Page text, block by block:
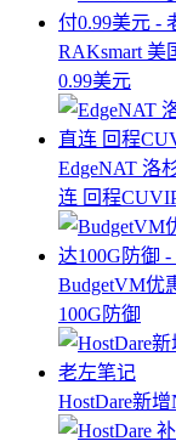
RAKsmart 美
0.99美元
EdgeNAT 洛
连 回程
BudgetVM优
100G防御
HostDare新